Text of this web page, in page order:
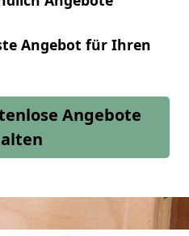
Angebot für Ihren
Angebote